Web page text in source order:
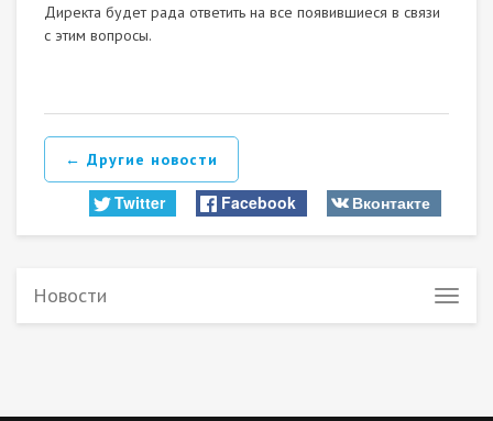
Директа будет рада ответить на все появившиеся в связи
с этим вопросы.
← Другие новости
Twitter Facebook Вконтакте
Новости